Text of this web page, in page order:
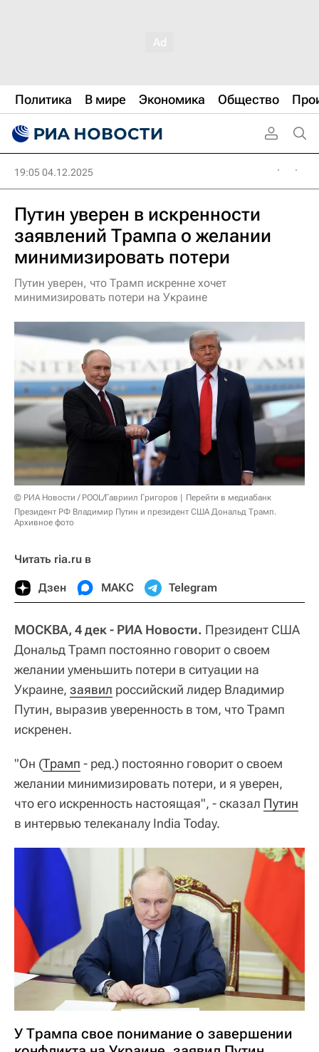
Политика В мире Экономика Общество
19:05 04.12.2025
Путин уверен в искренности
заявлений Трампа о желании
минимизировать потери
Путин уверен, что Трамп искренне хочет
минимизировать потери на Украине
© РИА Новости / POOL/Гавриил Григоров
Перейти в медиабанк
Президент РФ Владимир Путин и президент США Дональд Трамп.
Архивное фото
Читать ria.ru в
Дзен МАКС Telegram
МОСКВА, 4 дек - РИА Новости. Президент США
Дональд Трамп постоянно говорит о своем
желании уменьшить потери в ситуации на
Украине, заявил российский лидер Владимир
Путин, выразив уверенность в том, что Трамп
искренен.
"Он (Трамп - ред.) постоянно говорит о своем
желании минимизировать потери, и я уверен,
что его искренность настоящая", - сказал Путин
в интервью телеканалу India Today.
У Трампа свое понимание о завершении